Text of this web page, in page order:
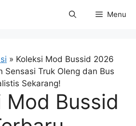
Menu
» Koleksi Mod Bussid 2026
Sensasi Truk Oleng dan Bus
Sekarang!
Mod Bussid